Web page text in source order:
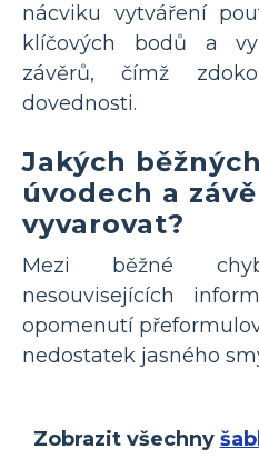
nácviku vytváření
klíčových bodů a
závěrů, čímž
dovednosti.
Jakých
úvodech a
vyvarovat?
Mezi běžné
nesouvisejících
opomenutí
nedostatek jasného
Zobrazit všechny